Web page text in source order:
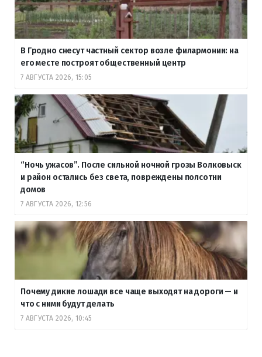
В Гродно снесут частный сектор возле филармонии: на
его месте построят общественный центр
7 АВГУСТА 2026, 15:05
“Ночь ужасов”. После сильной ночной грозы Волковыск
и район остались без света, повреждены полсотни
домов
7 АВГУСТА 2026, 12:56
Почему дикие лошади все чаще выходят на дороги — и
что с ними будут делать
7 АВГУСТА 2026, 10:45